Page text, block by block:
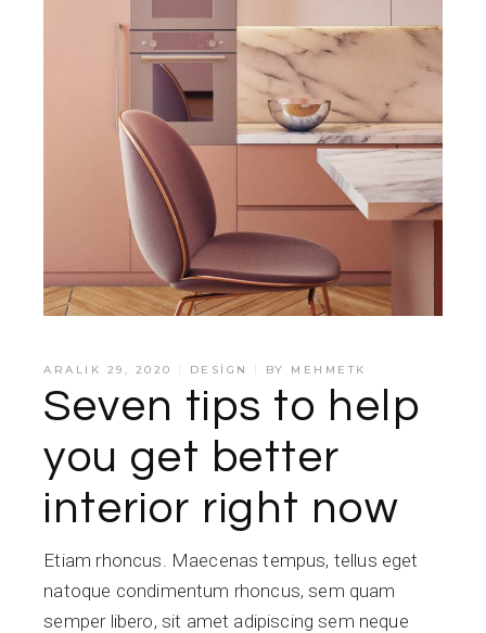
ARALIK 29, 2020 DESIGN BY MEHMETK
Seven tips to help
you get better
interior right now
Etiam rhoncus. Maecenas tempus, tellus eget
natoque condimentum rhoncus, sem quam
semper libero, sit amet adipiscing sem neque